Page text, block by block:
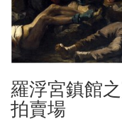
羅浮宮鎮館
拍賣場